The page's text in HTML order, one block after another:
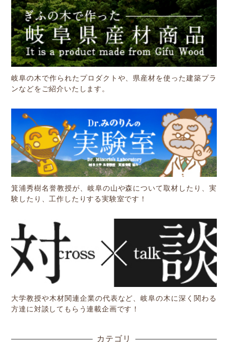
岐阜の木で作られたプロダクトや、県産材を使った建築プラ
ンなどをご紹介いたします。
箕浦秀樹名誉教授が、岐阜の山や森について取材したり、実
験したり、工作したりする実験室です！
大学教授や木材関連企業の代表など、岐阜の木に深く関わる
方達に対談してもらう連載企画です！
カテゴリ